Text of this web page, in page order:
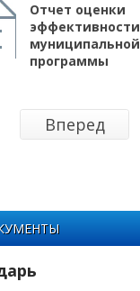
Отчет оценки
эффективности
муниципальной
программы
Вперед